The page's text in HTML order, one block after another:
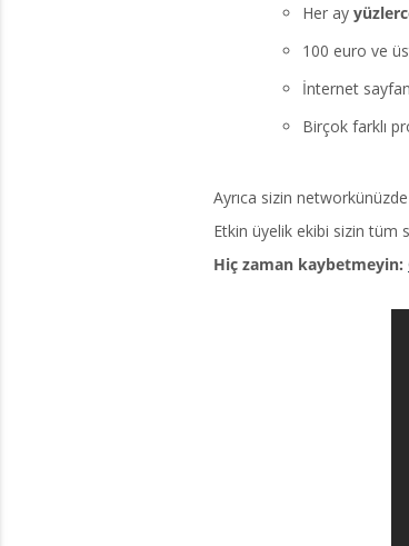
Her ay
100 euro ve
İnternet
Birçok farklı
Ayrıca sizin
Etkin üyelik ekibi sizin tüm
Hiç zaman kaybetmeyin: